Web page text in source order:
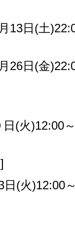
13日(土
26日(金
(火)12:00
(火)12:00